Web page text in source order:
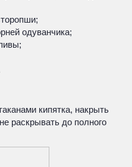
одуванчика;
кипятка, накрыть
раскрывать до полного